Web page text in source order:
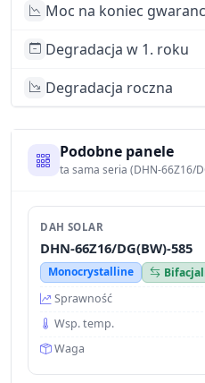
Moc na koniec
Degradacja w 1. roku
Degradacja roczna
Podobne panele
ta sama seria (DHN-66Z16/
DAH SOLAR
DHN-66Z16/DG(BW)-585
Monocrystalline
Sprawność
Wsp. temp.
Waga